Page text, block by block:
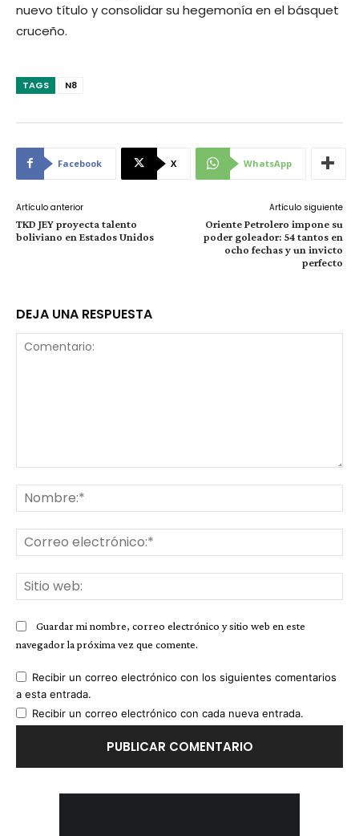
nuevo título y consolidar su hegemonía en el básquet
cruceño.
TAGS N8
Facebook X WhatsApp
Artículo anterior
TKD JEY proyecta talento
boliviano en Estados Unidos
Artículo siguiente
Oriente Petrolero impone su
poder goleador: 54 tantos en
ocho fechas y un invicto
perfecto
DEJA UNA RESPUESTA
Guardar mi nombre, correo electrónico y sitio web en este
navegador la próxima vez que comente.
Recibir un correo electrónico con los siguientes comentarios
a esta entrada.
Recibir un correo electrónico con cada nueva entrada.